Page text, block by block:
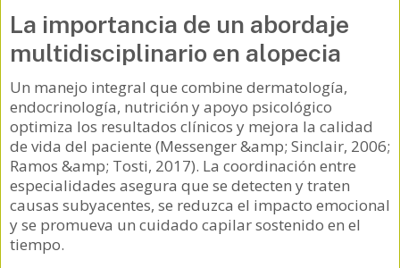
La importancia de un abordaje
multidisciplinario en alopecia
Un manejo integral que combine dermatología,
endocrinología, nutrición y apoyo psicológico
optimiza los resultados clínicos y mejora la calidad
de vida del paciente (Messenger &​amp; Sinclair, 2006;
Ramos &​amp; Tosti, 2017). La coordinación entre
especialidades asegura que se detecten y traten
causas subyacentes, se reduzca el impacto emocional
y se promueva un cuidado capilar sostenido en el
tiempo.